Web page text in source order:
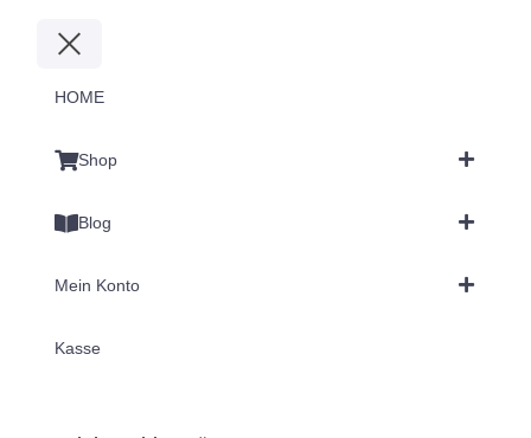
HOME
Shop
Blog
Mein Konto
Kasse